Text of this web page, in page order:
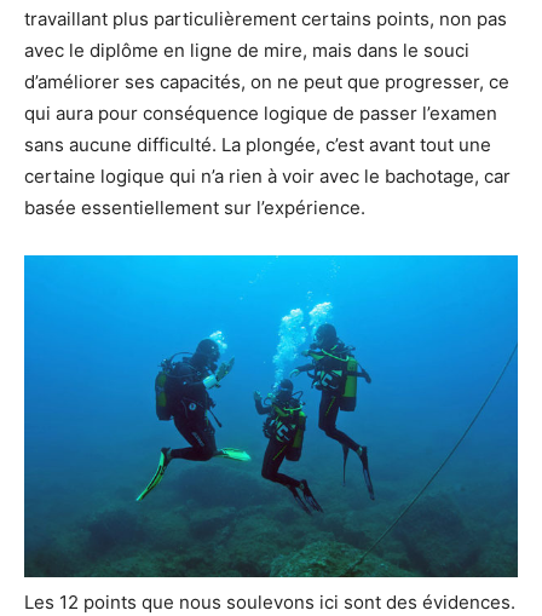
travaillant plus particulièrement certains points, non pas
avec le diplôme en ligne de mire, mais dans le souci
d’améliorer ses capacités, on ne peut que progresser, ce
qui aura pour conséquence logique de passer l’examen
sans aucune difficulté. La plongée, c’est avant tout une
certaine logique qui n’a rien à voir avec le bachotage, car
basée essentiellement sur l’expérience.
Les 12 points que nous soulevons ici sont des évidences.